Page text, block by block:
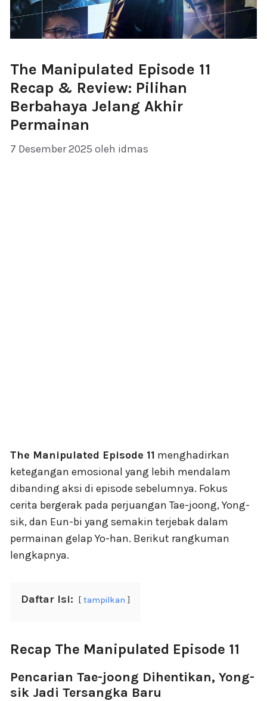
The Manipulated Episode 11
Recap & Review: Pilihan
Berbahaya Jelang Akhir
Permainan
7 Desember 2025 oleh idmas
The Manipulated Episode 11 menghadirkan
ketegangan emosional yang lebih mendalam
dibanding aksi di episode sebelumnya. Fokus
cerita bergerak pada perjuangan Tae-joong, Yong-
sik, dan Eun-bi yang semakin terjebak dalam
permainan gelap Yo-han. Berikut rangkuman
lengkapnya.
Daftar Isi: tampilkan
Recap The Manipulated Episode 11
Pencarian Tae-joong Dihentikan, Yong-
sik Jadi Tersangka Baru